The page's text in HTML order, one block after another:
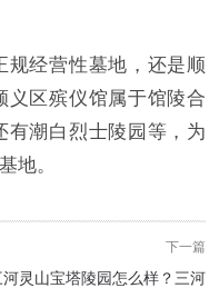
规经营性墓地，还是顺
义区殡仪馆属于馆陵合
有潮白烈士陵园等，为
地。
下一篇
河灵山宝塔陵园怎么样？三河